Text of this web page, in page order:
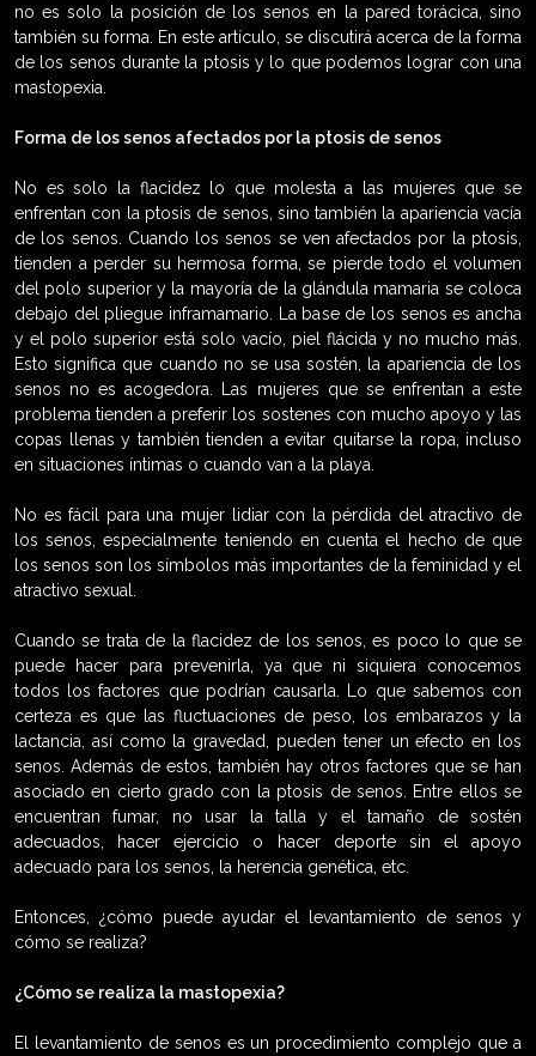
no es solo la posición de los senos en la pared torácica, sino
también su forma. En este artículo, se discutirá acerca de la forma
de los senos durante la ptosis y lo que podemos lograr con una
mastopexia.
Forma de los senos afectados por la ptosis de senos
No es solo la flacidez lo que molesta a las mujeres que se
enfrentan con la ptosis de senos, sino también la apariencia vacía
de los senos. Cuando los senos se ven afectados por la ptosis,
tienden a perder su hermosa forma, se pierde todo el volumen
del polo superior y la mayoría de la glándula mamaria se coloca
debajo del pliegue inframamario. La base de los senos es ancha
y el polo superior está solo vacío, piel flácida y no mucho más.
Esto significa que cuando no se usa sostén, la apariencia de los
senos no es acogedora. Las mujeres que se enfrentan a este
problema tienden a preferir los sostenes con mucho apoyo y las
copas llenas y también tienden a evitar quitarse la ropa, incluso
en situaciones íntimas o cuando van a la playa.
No es fácil para una mujer lidiar con la pérdida del atractivo de
los senos, especialmente teniendo en cuenta el hecho de que
los senos son los símbolos más importantes de la feminidad y el
atractivo sexual.
Cuando se trata de la flacidez de los senos, es poco lo que se
puede hacer para prevenirla, ya que ni siquiera conocemos
todos los factores que podrían causarla. Lo que sabemos con
certeza es que las fluctuaciones de peso, los embarazos y la
lactancia, así como la gravedad, pueden tener un efecto en los
senos. Además de estos, también hay otros factores que se han
asociado en cierto grado con la ptosis de senos. Entre ellos se
encuentran fumar, no usar la talla y el tamaño de sostén
adecuados, hacer ejercicio o hacer deporte sin el apoyo
adecuado para los senos, la herencia genética, etc.
Entonces, ¿cómo puede ayudar el levantamiento de senos y
cómo se realiza?
¿Cómo se realiza la mastopexia?
El levantamiento de senos es un procedimiento complejo que a